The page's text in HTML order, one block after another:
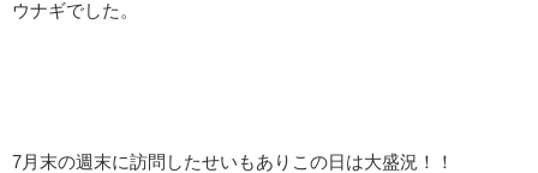
ウナギでした。
7月末の週末に訪問したせいもありこの日は大盛況！！